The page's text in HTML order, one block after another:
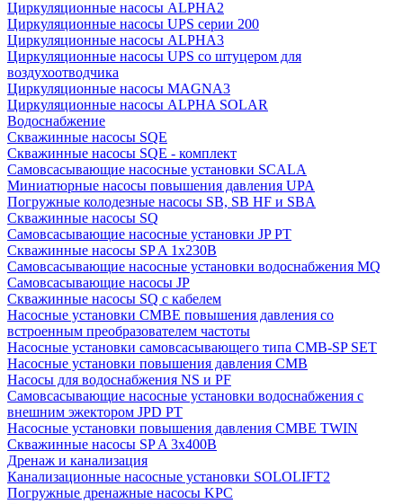
Циркуляционные насосы ALPHA2
Циркуляционные насосы UPS серии 200
Циркуляционные насосы ALPHA3
Циркуляционные насосы UPS со штуцером для
воздухоотводчика
Циркуляционные насосы MAGNA3
Циркуляционные насосы ALPHA SOLAR
Водоснабжение
Скважинные насосы SQE
Скважинные насосы SQE - комплект
Cамовсасывающие насосные установки SCALA
Миниатюрные насосы повышения давления UPA
Погружные колодезные насосы SB, SB HF и SBA
Скважинные насосы SQ
Самовсасывающие насосные установки JP PT
Скважинные насосы SP A 1x230В
Самовсасывающие насосные установки водоснабжения MQ
Самовсасывающие насосы JP
Скважинные насосы SQ с кабелем
Насосные установки CMBE повышения давления со
встроенным преобразователем частоты
Насосные установки самовсасывающего типа CMB-SP SET
Насосные установки повышения давления CMB
Насосы для водоснабжения NS и PF
Самовсасывающие насосные установки водоснабжения с
внешним эжектором JPD PT
Насосные установки повышения давления CMBE TWIN
Скважинные насосы SP A 3x400В
Дренаж и канализация
Канализационные насосные установки SOLOLIFT2
Погружные дренажные насосы KPC